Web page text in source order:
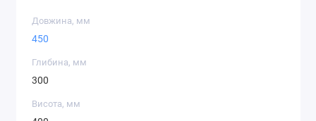
Довжина, мм
450
Глибина, мм
300
Висота, мм